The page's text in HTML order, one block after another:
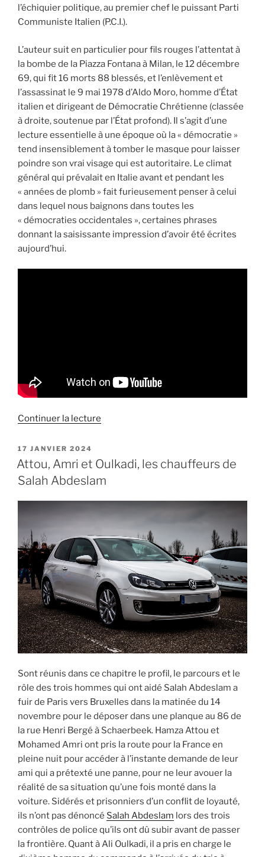
l’échiquier politique, au premier chef le puissant Parti
Communiste Italien (P.C.I.).
L’auteur suit en particulier pour fils rouges l’attentat à
la bombe de la Piazza Fontana à Milan, le 12 décembre
69, qui fit 16 morts 88 blessés, et l’enlèvement et
l’assassinat le 9 mai 1978 d’Aldo Moro, homme d’État
italien et dirigeant de Démocratie Chrétienne (classée
à droite, soutenue par l’État profond). Il s’agit d’une
lecture essentielle à une époque où la « démocratie »
tend insensiblement à tomber le masque pour laisser
poindre son vrai visage qui est autoritaire. Le climat
général qui prévalait en Italie avant et pendant les
« années de plomb » fait furieusement penser à celui
dans lequel nous baignons dans toutes les
« démocraties occidentales », certaines phrases
donnant la saisissante impression d’avoir été écrites
aujourd’hui.
Continuer la lecture
sur
d’Etat »
PUBLIÉ
LE
17 JANVIER 2024
Attou, Amri et Oulkadi, les chauffeurs de
Salah Abdeslam
Sont réunis dans ce chapitre le profil, le parcours et le
rôle des trois hommes qui ont aidé Salah Abdeslam a
fuir de Paris vers Bruxelles dans la matinée du 14
novembre pour le déposer dans une planque au 86 de
la rue Henri Bergé à Schaerbeek. Hamza Attou et
Mohamed Amri ont pris la route pour la France en
pleine nuit pour accéder à l’instante demande de leur
ami qui a prétexté une panne, pour ne leur avouer la
réalité de sa situation qu’une fois monté dans la
voiture. Sidérés et prisonniers d’un conflit de loyauté,
ils n’ont pas dénoncé Salah Abdeslam lors des trois
contrôles de police qu’ils ont dû subir avant de passer
la frontière. Quant à Ali Oulkadi, il a pris en charge le